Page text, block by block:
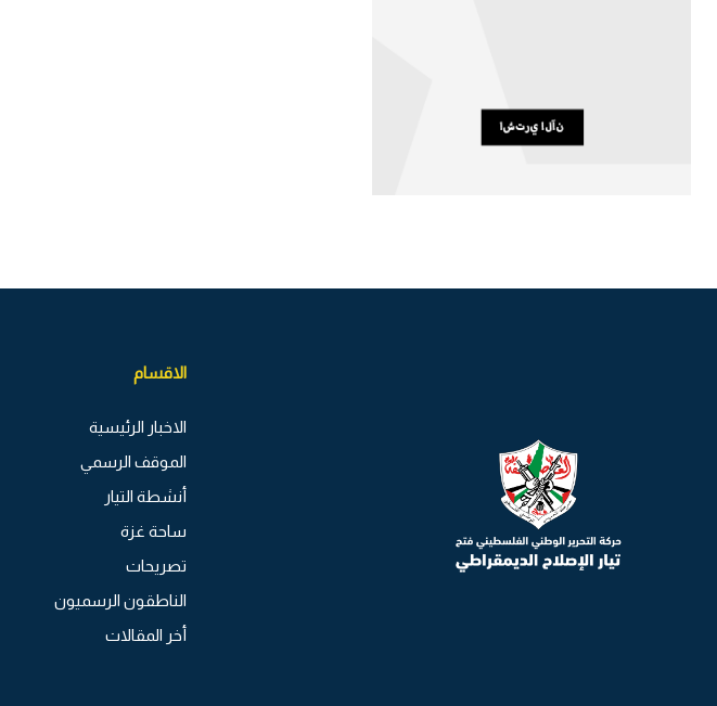
الاقسام
الاخبار الرئيسية
الموقف الرسمي
أنشطة التيار
ساحة غزة
تصريحات
الناطقون الرسميون
أخر المقالات